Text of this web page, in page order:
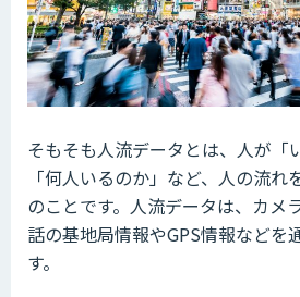
そもそも人流データとは、人が「
「何人いるのか」など、人の流れ
のことです。人流データは、カメ
話の基地局情報やGPS情報などを
す。